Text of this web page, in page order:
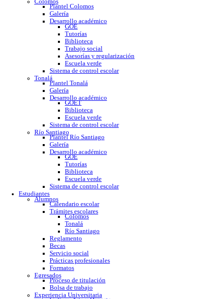
Aspirantes
Propedéutico
Admisión
Colomos
Plantel Colomos
Galería
Desarrollo académico
GOE
Tutorías
Trabajo social
Asesorías y regularización
Escuela verde
Sistema de control escolar
Tonalá
Plantel Tonalá
Galería
Desarrollo académico
GOET
Biblioteca
Escuela verde
Río Santiago
Plantel Río Santiago
Galería
Desarrollo académico
GOE
Tutorías
Biblioteca
Escuela verde
Sistema de control escolar
Estudiantes
Alumnos
Calendario escolar